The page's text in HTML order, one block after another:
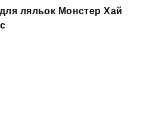
ляльок Монстер Хай